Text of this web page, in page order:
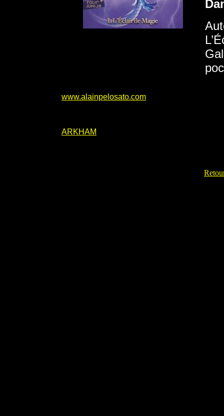
www.alainpelosato.com
ARKHAM